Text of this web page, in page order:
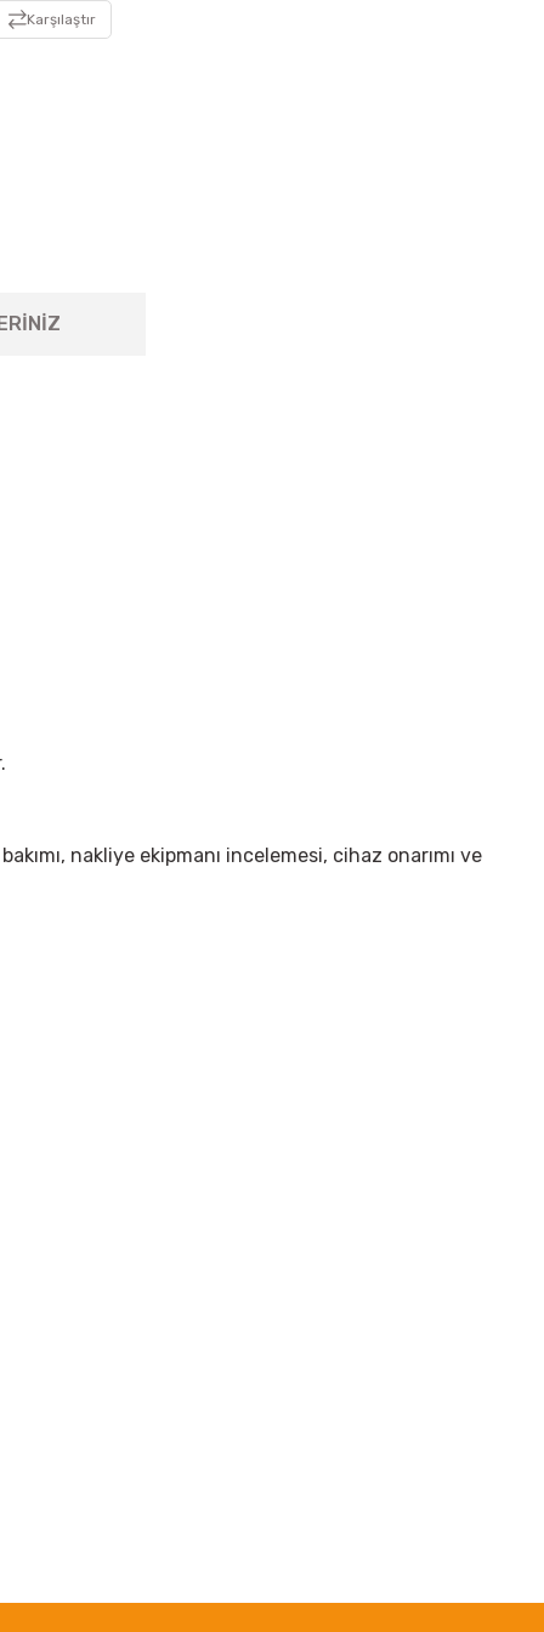
Karşılaştır
nakliye ekipmanı incelemesi, cihaz onarımı ve